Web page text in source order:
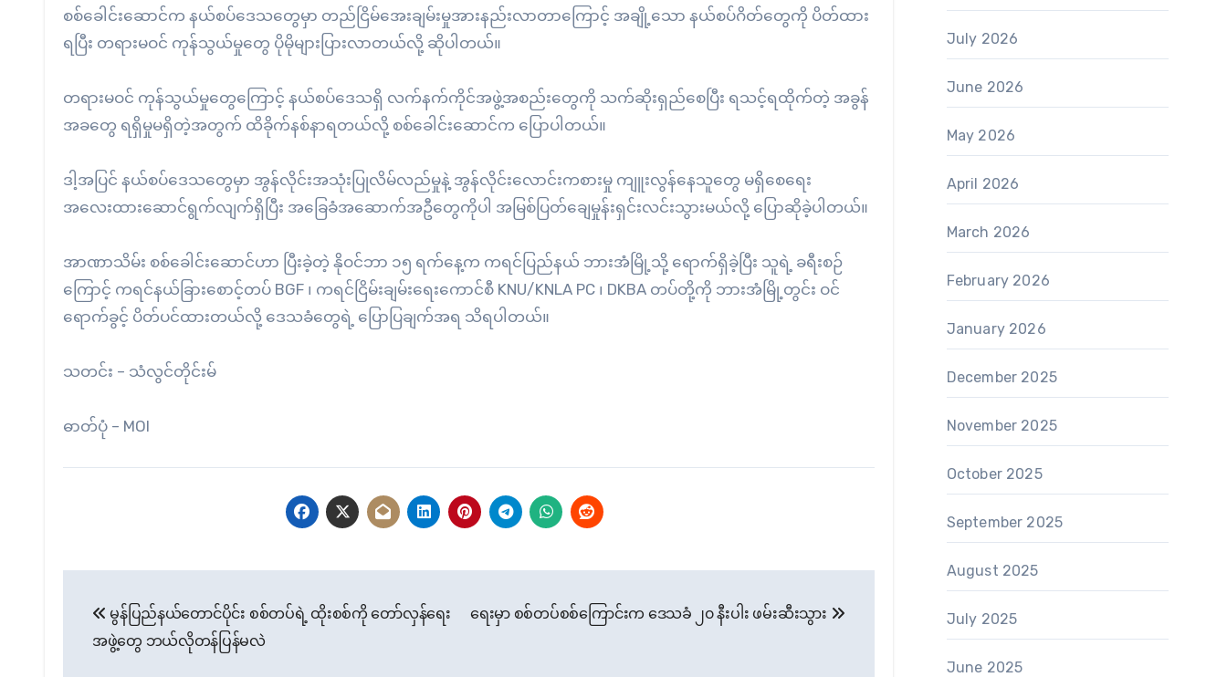
စစ်ခေါင်းဆောင်က နယ်စပ်ဒေသတွေမှာ တည်ငြိမ်အေးချမ်းမှုအားနည်းလာတာကြောင့် အချို့သော နယ်စပ်ဂိတ်တွေကို ပိတ်ထား
ရပြီး တရားမဝင် ကုန်သွယ်မှုတွေ ပိုမိုများပြားလာတယ်လို့ ဆိုပါတယ်။
တရားမဝင် ကုန်သွယ်မှုတွေကြောင့် နယ်စပ်ဒေသရှိ လက်နက်ကိုင်အဖွဲ့အစည်းတွေကို သက်ဆိုးရှည်စေပြီး ရသင့်ရထိုက်တဲ့ အခွန်
အခတွေ ရရှိမှုမရှိတဲ့အတွက် ထိခိုက်နစ်နာရတယ်လို့ စစ်ခေါင်းဆောင်က ပြောပါတယ်။
ဒါ့အပြင် နယ်စပ်ဒေသတွေမှာ အွန်လိုင်းအသုံးပြုလိမ်လည်မှုနဲ့ အွန်လိုင်းလောင်းကစားမှု ကျူးလွန်နေသူတွေ မရှိစေရေး
အလေးထားဆောင်ရွက်လျက်ရှိပြီး အခြေခံအဆောက်အဦတွေကိုပါ အမြစ်ပြတ်ချေမှုန်းရှင်းလင်းသွားမယ်လို့ ပြောဆိုခဲ့ပါတယ်။
အာဏာသိမ်း စစ်ခေါင်းဆောင်ဟာ ပြီးခဲ့တဲ့ နိုဝင်ဘာ ၁၅ ရက်နေ့က ကရင်ပြည်နယ် ဘားအံမြို့သို့ ရောက်ရှိခဲ့ပြီး သူရဲ့ ခရီးစဉ်
ကြောင့် ကရင်နယ်ခြားစောင့်တပ် BGF ၊ ကရင်ငြိမ်းချမ်းရေးကောင်စီ KNU/KNLA PC ၊ DKBA တပ်တို့ကို ဘားအံမြို့တွင်း ဝင်
ရောက်ခွင့် ပိတ်ပင်ထားတယ်လို့ ဒေသခံတွေရဲ့ ပြောပြချက်အရ သိရပါတယ်။
သတင်း – သံလွင်တိုင်းမ်
ဓာတ်ပုံ – MOI
navigation
မွန်ပြည်နယ်တောင်ပိုင်း စစ်တပ်ရဲ့ ထိုးစစ်ကို တော်လှန်ရေး
အဖွဲ့တွေ ဘယ်လိုတန်ပြန်မလဲ
ရေးမှာ စစ်တပ်စစ်ကြောင်းက ဒေသခံ ၂၀ နီးပါး ဖမ်းဆီးသွား
July 2026
June 2026
May 2026
April 2026
March 2026
February 2026
January 2026
December 2025
November 2025
October 2025
September 2025
August 2025
July 2025
June 2025